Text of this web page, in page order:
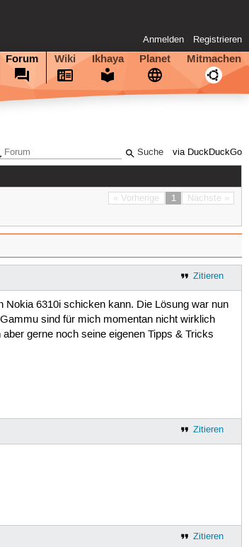
Anmelden Registrieren
Forum Wiki Ikhaya Planet Mitmachen
via DuckDuckGo
« Vorherige 1 Nächste »
Zitieren
6310i schicken kann. Die Lösung war nun
sind für mich momentan nicht wirklich
gerne noch seine eigenen Tipps & Tricks
Zitieren
Zitieren